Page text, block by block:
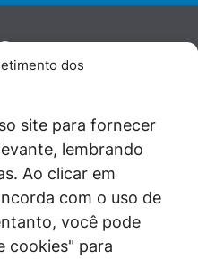
dos
site para fornecer
lembrando
Ao clicar em
com o uso de
você pode
cookies" para
os autores e
se posicionam
do cotidiano e